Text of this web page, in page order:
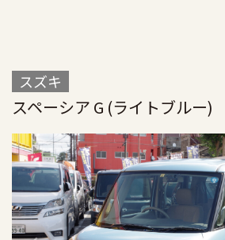
スズキ
スペーシア G (ライトブルー)